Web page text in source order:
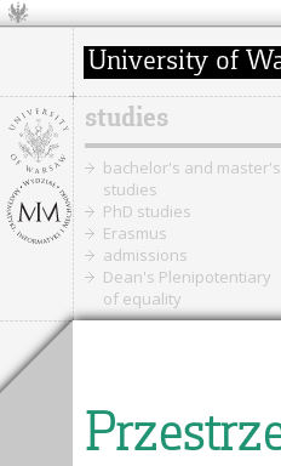
studies
bachelor's and master's
studies
PhD studies
Erasmus
admissions
Dean's Plenipotentiary
of equality